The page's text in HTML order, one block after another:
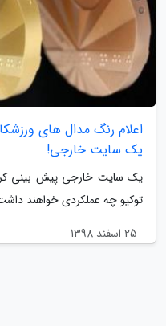
یک سایت خارجی!
توکیو چه عملکردی خواهند
25 اسفند 1398